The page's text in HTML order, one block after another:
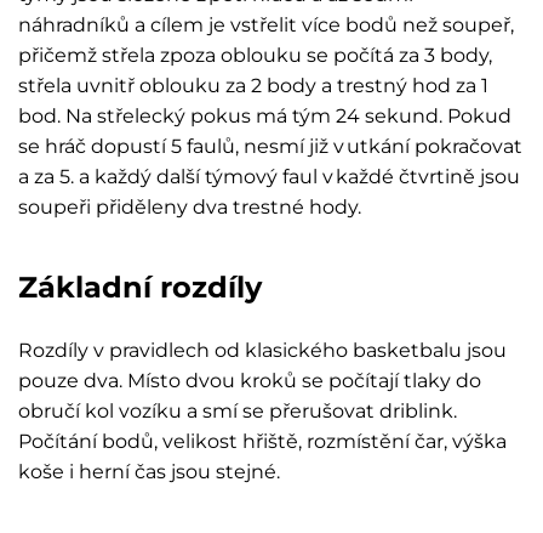
náhradníků a cílem je vstřelit více bodů než soupeř,
přičemž střela zpoza oblouku se počítá za 3 body,
střela uvnitř oblouku za 2 body a trestný hod za 1
bod. Na střelecký pokus má tým 24 sekund. Pokud
se hráč dopustí 5 faulů, nesmí již v utkání pokračovat
a za 5. a každý další týmový faul v každé čtvrtině jsou
soupeři přiděleny dva trestné hody.
Základní rozdíly
Rozdíly v pravidlech od klasického basketbalu jsou
pouze dva. Místo dvou kroků se počítají tlaky do
obručí kol vozíku a smí se přerušovat driblink.
Počítání bodů, velikost hřiště, rozmístění čar, výška
koše i herní čas jsou stejné.